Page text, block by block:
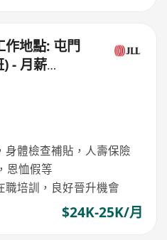
作地點: 屯門
- 月薪
身體檢查補貼，人壽保險
恩恤假等
職培訓，良好晉升機會
$24K-25K/月